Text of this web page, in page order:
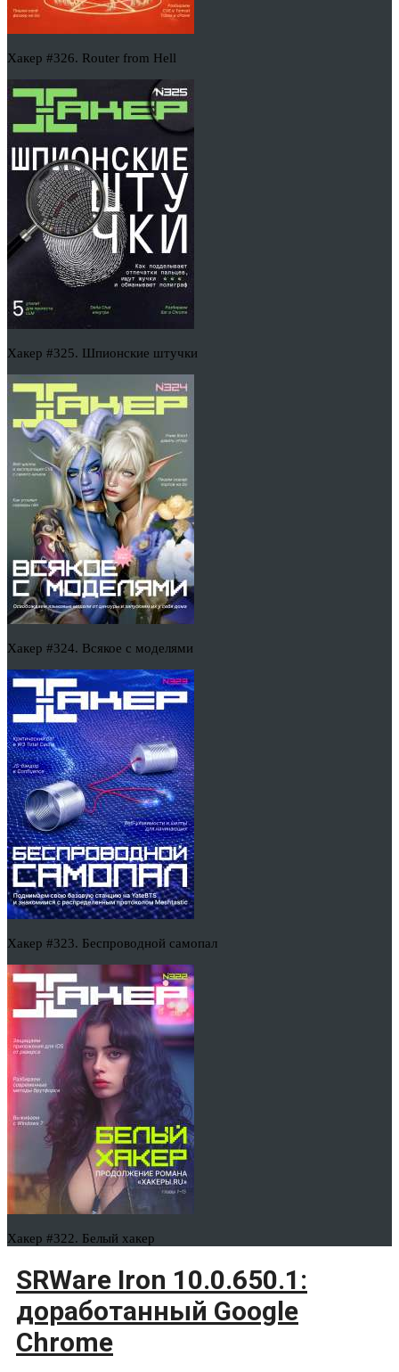
Хакер #326. Router from Hell
Хакер #325. Шпионские штучки
Хакер #324. Всякое с моделями
Хакер #323. Беспроводной самопал
Хакер #322. Белый хакер
SRWare Iron 10.0.650.1:
доработанный Google
Chrome